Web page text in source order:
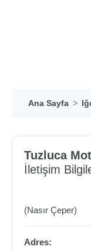
Ana Sayfa
Tuzluca
İletişim
(Nasır Çeper)
Adres: